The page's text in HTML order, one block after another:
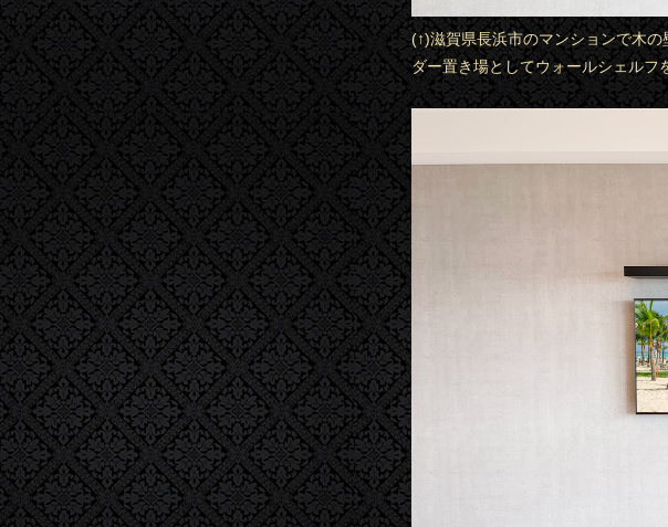
(↑)滋賀県長浜市のマンションで木
ダー置き場としてウォールシェルフ